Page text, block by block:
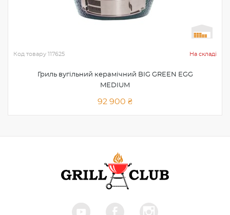
Код товару 117625 На складі
Гриль вугільний керамічний BIG GREEN EGG
MEDIUM
92 900 ₴